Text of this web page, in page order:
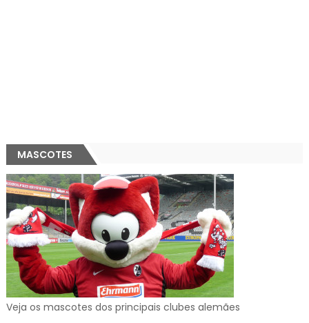
MASCOTES
Veja os mascotes dos principais clubes alemães